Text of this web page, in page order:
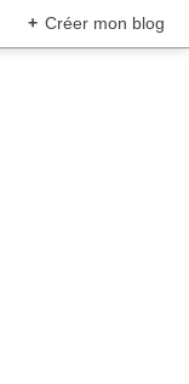
+ Créer mon blog